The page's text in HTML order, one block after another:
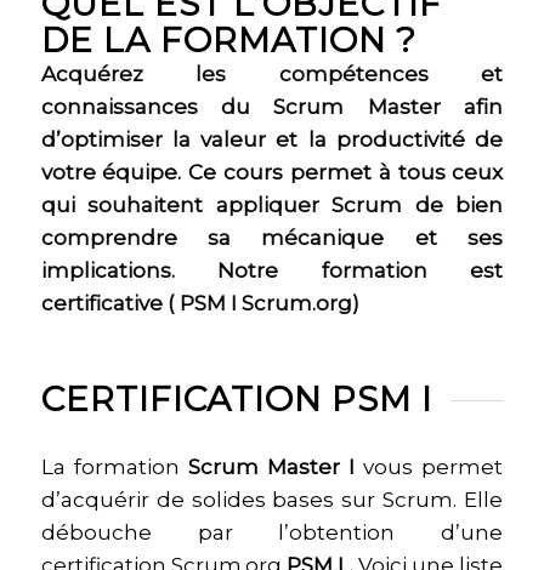
QUEL EST L’OBJECTIF
DE LA FORMATION ?
Acquérez les compétences et
connaissances du Scrum Master afin
d’optimiser la valeur et la productivité de
votre équipe. Ce cours permet à tous ceux
qui souhaitent appliquer Scrum de bien
comprendre sa mécanique et ses
implications. Notre formation est
certificative ( PSM I Scrum.org)
CERTIFICATION PSM I
La formation Scrum Master I
vous permet
d’acquérir de solides bases sur Scrum. Elle
débouche par l’obtention d’une